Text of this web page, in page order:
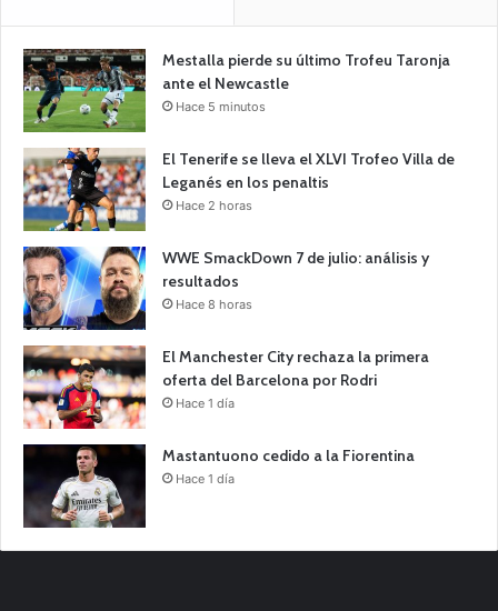
Mestalla pierde su último Trofeu Taronja
ante el Newcastle
Hace 5 minutos
El Tenerife se lleva el XLVI Trofeo Villa de
Leganés en los penaltis
Hace 2 horas
WWE SmackDown 7 de julio: análisis y
resultados
Hace 8 horas
El Manchester City rechaza la primera
oferta del Barcelona por Rodri
Hace 1 día
Mastantuono cedido a la Fiorentina
Hace 1 día